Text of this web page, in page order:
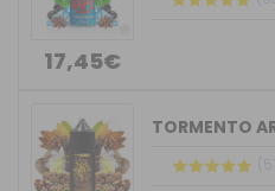
17,45€